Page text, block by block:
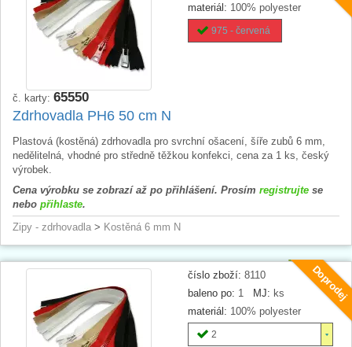
materiál: 100% polyester
975 - červená
č. karty: 65550
Zdrhovadla PH6 50 cm N
Plastová (kostěná) zdrhovadla pro svrchní ošacení, šíře zubů 6 mm,
nedělitelná, vhodné pro středně těžkou konfekci, cena za 1 ks, český
výrobek.
Cena výrobku se zobrazí až po přihlášení. Prosím registrujte se
nebo přihlaste.
Zipy - zdrhovadla > Kostěná 6 mm N
Doprodej
číslo zboží: 8110
baleno po: 1 MJ: ks
materiál: 100% polyester
2